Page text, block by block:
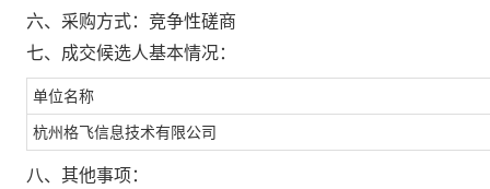
六、采购方式： 竞争性磋商
七、 成交候选人基本情况：
单位名称
杭州格飞信息技术有限公司
八、其他事项：